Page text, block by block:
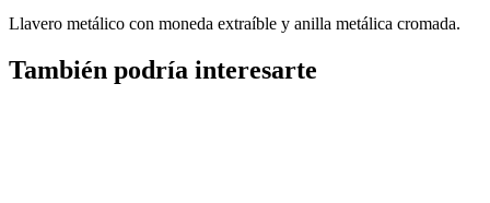
Llavero metálico con moneda extraíble y anilla metálica cromada.
También podría interesarte